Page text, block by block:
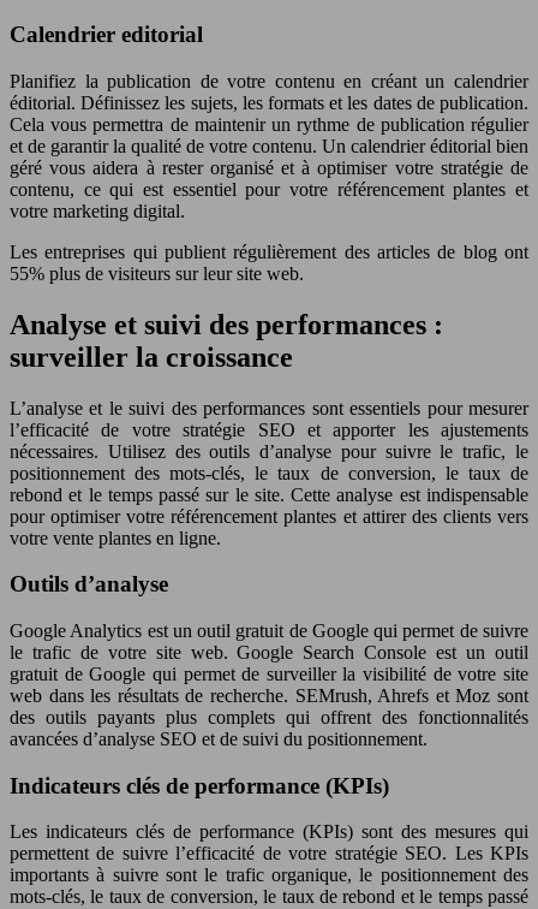
Calendrier editorial
Planifiez la publication de votre contenu en créant un calendrier
éditorial. Définissez les sujets, les formats et les dates de publication.
Cela vous permettra de maintenir un rythme de publication régulier
et de garantir la qualité de votre contenu. Un calendrier éditorial bien
géré vous aidera à rester organisé et à optimiser votre stratégie de
contenu, ce qui est essentiel pour votre référencement plantes et
votre marketing digital.
Les entreprises qui publient régulièrement des articles de blog ont
55% plus de visiteurs sur leur site web.
Analyse et suivi des performances :
surveiller la croissance
L’analyse et le suivi des performances sont essentiels pour mesurer
l’efficacité de votre stratégie SEO et apporter les ajustements
nécessaires. Utilisez des outils d’analyse pour suivre le trafic, le
positionnement des mots-clés, le taux de conversion, le taux de
rebond et le temps passé sur le site. Cette analyse est indispensable
pour optimiser votre référencement plantes et attirer des clients vers
votre vente plantes en ligne.
Outils d’analyse
Google Analytics est un outil gratuit de Google qui permet de suivre
le trafic de votre site web. Google Search Console est un outil
gratuit de Google qui permet de surveiller la visibilité de votre site
web dans les résultats de recherche. SEMrush, Ahrefs et Moz sont
des outils payants plus complets qui offrent des fonctionnalités
avancées d’analyse SEO et de suivi du positionnement.
Indicateurs clés de performance (KPIs)
Les indicateurs clés de performance (KPIs) sont des mesures qui
permettent de suivre l’efficacité de votre stratégie SEO. Les KPIs
importants à suivre sont le trafic organique, le positionnement des
mots-clés, le taux de conversion, le taux de rebond et le temps passé